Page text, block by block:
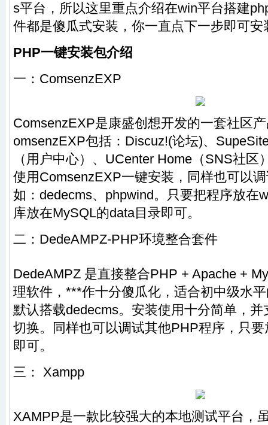
s平台，所以这里重点介绍在win平台搭建
件都是傻瓜式安装，你一直点下一步即可安
PHP一键安装包介绍
一： ComsenzEXP
ComsenzEXP是康盛创想开发的一套社区
omsenzEXP包括：Discuz!(论坛)、
（用户中心）、UCenter Home（SNS社区
使用ComsenzEXP一键安装，同样也可以
如：dedecms、phpwind。只要把程序放在
库放在MySQL的data目录即可。
二： DedeAMPZ-PHP环境整合套件
DedeAMPZ 是直接整合PHP + Apache +
理软件，***作十分傻瓜化，适合初中级水
默认搭载dedecms。安装使用十分简单，
切换。同样也可以调试其他PHP程序，只
即可。
三： Xampp
XAMPP是一款比较强大的本地测试平台，